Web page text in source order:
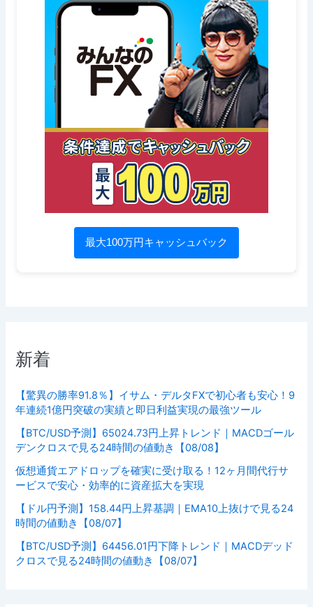
最大100万円キャッシュバック
新着
【驚異の勝率91.8％】イサム・デルタFXで初心者も安心！9
年連続1億円突破の実績と即日利益実現の最強ツール
【BTC/USD予測】65024.73円上昇トレンド｜MACDゴール
デンクロスで見る24時間の値動き【08/08】
仮想通貨エアドロップを確実に受け取る！12ヶ月間代行サ
ービスで安心・効率的に資産拡大を実現
【ドル円予測】158.44円上昇基調｜EMA10上抜けで見る24
時間の値動き【08/07】
【BTC/USD予測】64456.01円下降トレンド｜MACDデッド
クロスで見る24時間の値動き【08/07】